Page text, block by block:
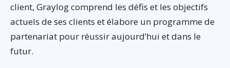
client, Graylog comprend les défis et les objectifs
actuels de ses clients et élabore un programme de
partenariat pour réussir aujourd’hui et dans le
futur.